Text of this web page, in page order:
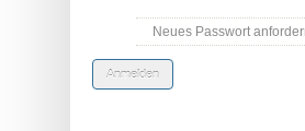
Neues Passwort